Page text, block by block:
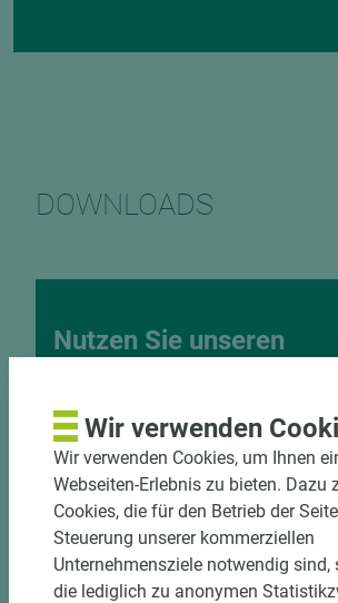
DOWNLOADS
Nutzen Sie unseren
Bekantungsfähiger
und winkelgenau
Hohe und präzise Leistung durch
halbautomatische Beschickung
Einzelteiletikettierung auf Wunsch
Materialschonende und
Verpackung der Fixmaße
Wir verwenden
Wir verwenden Cookies, um Ihnen
Webseiten-Erlebnis zu bieten. Dazu
Cookies, die für den Betrieb der
Steuerung unserer kommerziellen
Unternehmensziele notwendig sind,
die lediglich zu anonymen